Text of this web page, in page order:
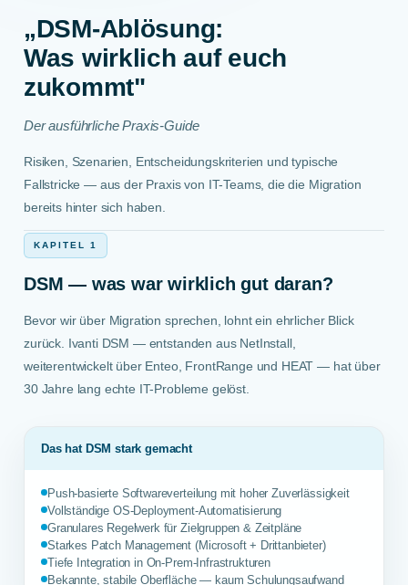
„DSM-Ablösung:
Was wirklich auf euch
zukommt"
Der ausführliche Praxis-Guide
Risiken, Szenarien, Entscheidungskriterien und typische
Fallstricke — aus der Praxis von IT-Teams, die die Migration
bereits hinter sich haben.
KAPITEL 1
DSM — was war wirklich gut daran?
Bevor wir über Migration sprechen, lohnt ein ehrlicher Blick
zurück. Ivanti DSM — entstanden aus NetInstall,
weiterentwickelt über Enteo, FrontRange und HEAT — hat über
30 Jahre lang echte IT-Probleme gelöst.
Das hat DSM stark gemacht
Push-basierte Softwareverteilung mit hoher Zuverlässigkeit
Vollständige OS-Deployment-Automatisierung
Granulares Regelwerk für Zielgruppen & Zeitpläne
Starkes Patch Management (Microsoft + Drittanbieter)
Tiefe Integration in On-Prem-Infrastrukturen
Bekannte, stabile Oberfläche — kaum Schulungsaufwand